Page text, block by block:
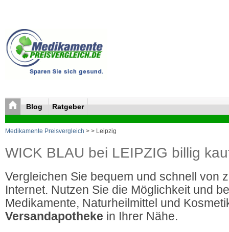
Blog Ratgeber
Medikamente Preisvergleich > > Leipzig
WICK BLAU bei LEIPZIG billig
Vergleichen Sie bequem und schnell von
Internet. Nutzen Sie die Möglichkeit und
Medikamente, Naturheilmittel und
Versandapotheke in Ihrer Nähe.